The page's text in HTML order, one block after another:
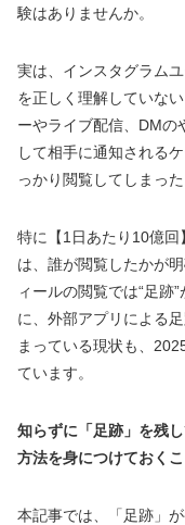
験はありませんか。
実は、インスタグラム
を正しく理解していな
ーやライブ配信、DMの
して相手に通知される
っかり閲覧してしまっ
特に【1日あたり10億
は、誰が閲覧したかが
ィールの閲覧では“足跡
に、外部アプリによる
まっている現状も、
ています。
知らずに「足跡」を残
方法を身につけておくこ
本記事では、「足跡」